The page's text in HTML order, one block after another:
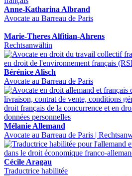
Anne-Katharina Albrand
Avocate au Barreau de Paris
Marie-Theres Alfitian-Ahrens
Rechtsanwältin
Bérénice Alisch
Avocate au Barreau de Paris
Mélanie Allemand
Avocate au Barreau de Paris |
Cécile Aragau
Traductrice habilitée